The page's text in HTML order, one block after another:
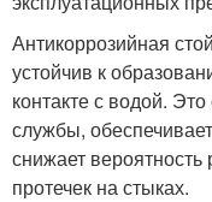
Антикоррозийная
устойчив к
контакте с водой.
службы,
снижает
протечек на стыках.